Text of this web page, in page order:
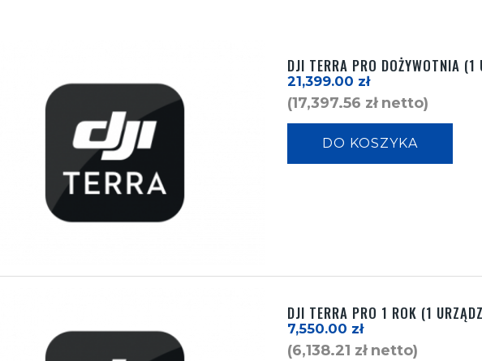
DJI TERRA PRO DOŻYWOTNIA (1
21,399.00 zł
(17,397.56 złnetto)
DO KOSZYKA
DJI TERRA PRO 1 ROK (1
7,550.00 zł
(6,138.21 złnetto)